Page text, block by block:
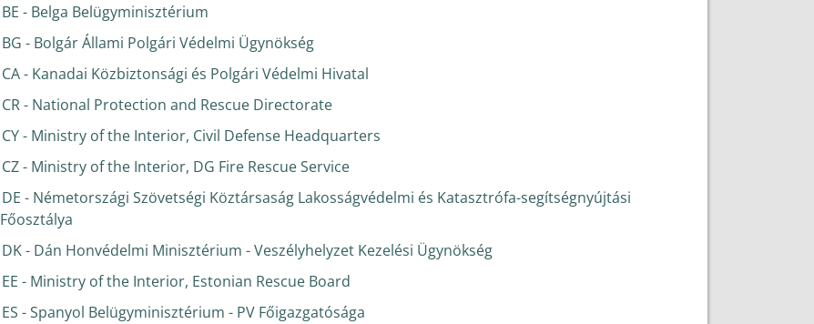
BE - Belga Belügyminisztérium
BG - Bolgár Állami Polgári Védelmi Ügynökség
CA - Kanadai Közbiztonsági és Polgári Védelmi Hivatal
CR - National Protection and Rescue Directorate
CY - Ministry of the Interior, Civil Defense Headquarters
CZ - Ministry of the Interior, DG Fire Rescue Service
DE - Németországi Szövetségi Köztársaság Lakosságvédelmi és Katasztrófa-segítségnyújtási
Főosztálya
DK - Dán Honvédelmi Minisztérium - Veszélyhelyzet Kezelési Ügynökség
EE - Ministry of the Interior, Estonian Rescue Board
ES - Spanyol Belügyminisztérium - PV Főigazgatósága